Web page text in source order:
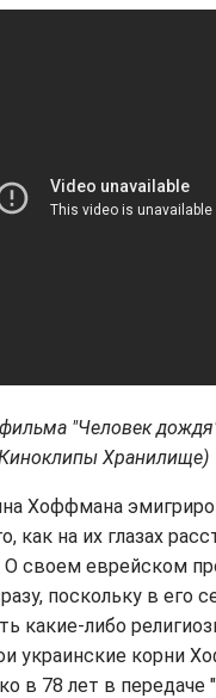
"Человек
Хранилище)
Хоффмана
как на их глазах
О своем еврейском
поскольку в его
какие-либо
украинские корни
в 78 лет в передаче